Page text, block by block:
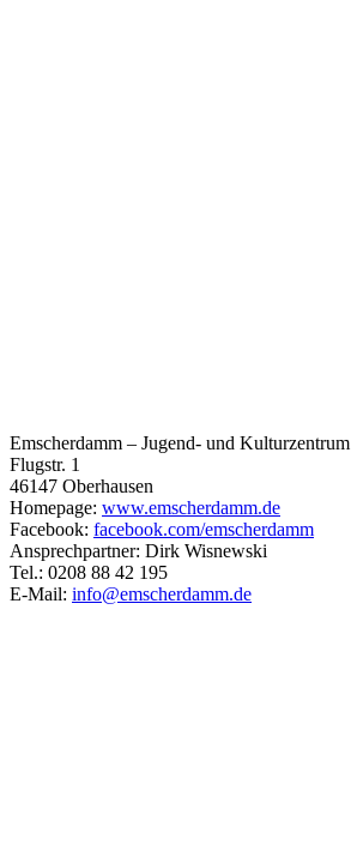
Emscherdamm – Jugend- und Kulturzentrum
Flugstr. 1
46147 Oberhausen
Homepage: www.emscherdamm.de
Facebook: facebook.com/emscherdamm
Ansprechpartner: Dirk Wisnewski
Tel.: 0208 88 42 195
E-Mail: info@emscherdamm.de